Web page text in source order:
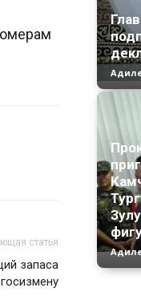
статья
запаса